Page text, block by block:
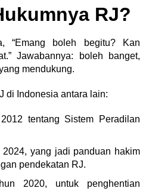
RJ?
“Emang boleh begitu? Kan
Jawabannya: boleh banget,
mendukung.
di Indonesia antara lain:
tentang Sistem Peradilan
2024, yang jadi panduan hakim
pendekatan RJ.
2020, untuk penghentian